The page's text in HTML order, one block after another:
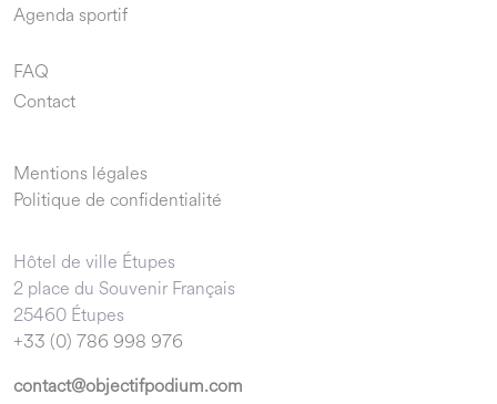
Hôtel de ville Étupes
2 place du Souvenir Français
25460 Étupes
+33 (0) 786 998 976
contact@objectifpodium.com
Agenda sportif
FAQ
Contact
Mentions légales
Politique de confidentialité